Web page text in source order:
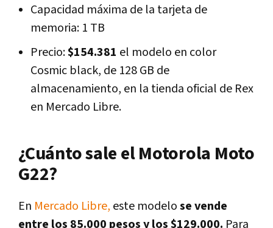
Capacidad máxima de la tarjeta de
memoria: 1 TB
Precio:$154.381 el modelo en color
Cosmic black, de 128 GB de
almacenamiento, en la tienda oficial de Rex
en Mercado Libre.
¿Cuánto sale el Motorola Moto
G22?
En Mercado Libre, este modelose vende
entre los 85.000 pesos y los $129.000. Para